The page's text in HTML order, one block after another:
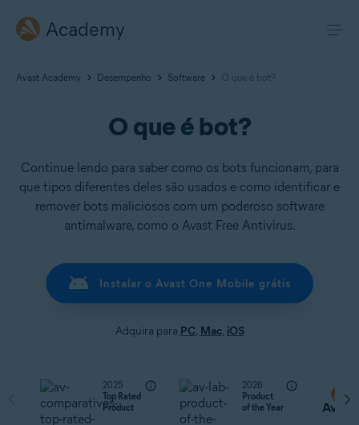
Academy
Avast Academy Desempenho Software O que é bot?
O que é bot?
Continue lendo para saber como os bots funcionam, para
que tipos diferentes deles são usados e como identificar e
remover bots maliciosos com um poderoso software
antimalware, como o Avast Free Antivirus.
Instalar o Avast One Mobile grátis
Adquira para PC, Mac, iOS
2025
Top Rated
Product
2026
Product
of the Year